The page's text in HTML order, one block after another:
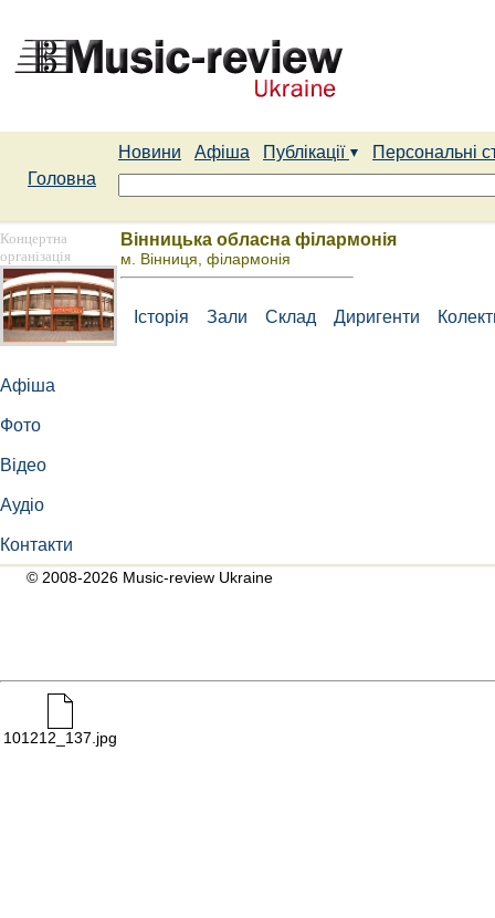
Новини Афіша Публікації
Персональні
Головна
Концертна
організація
Афіша
Фото
Відео
Аудіо
Контакти
Вінницька обласна філармонія
м. Вінниця, філармонія
Історія Зали Склад Диригенти
© 2008-2026 Music-review Ukraine
101212_137.jpg